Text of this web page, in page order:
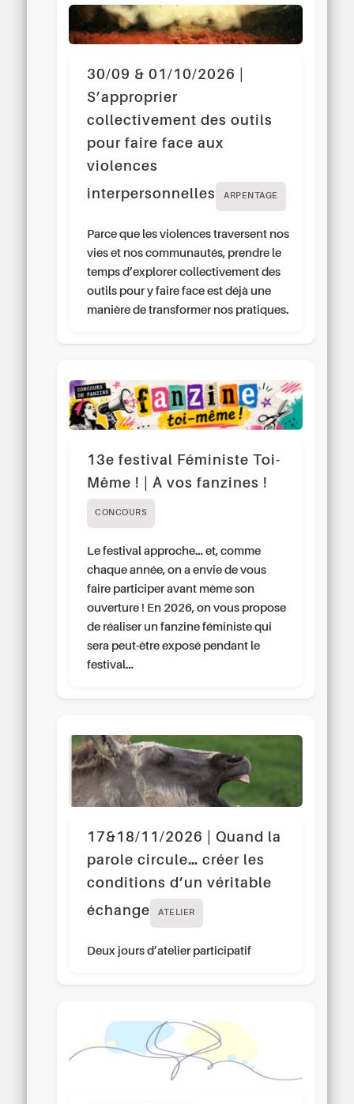
30/09 & 01/10/2026 |
S’approprier
collectivement des outils
pour faire face aux
violences
interpersonnelles
ARPENTAGE
Parce que les violences traversent nos
vies et nos communautés, prendre le
temps d’explorer collectivement des
outils pour y faire face est déjà une
manière de transformer nos pratiques.
13e festival Féministe Toi-
Même ! | À vos fanzines !
CONCOURS
Le festival approche… et, comme
chaque année, on a envie de vous
faire participer avant même son
ouverture ! En 2026, on vous propose
de réaliser un fanzine féministe qui
sera peut-être exposé pendant le
festival…
17&18/11/2026 | Quand la
parole circule… créer les
conditions d’un véritable
échange
ATELIER
Deux jours d’atelier participatif